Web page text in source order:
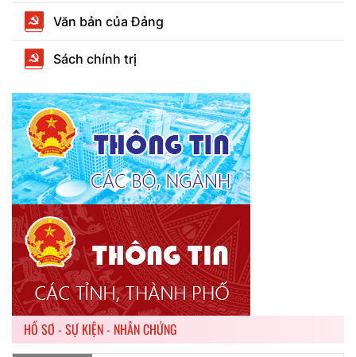
Văn bản của Đảng
Sách chính trị
HỒ SƠ - SỰ KIỆN - NHÂN CHỨNG